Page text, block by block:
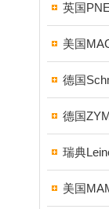
英国
美国
德国
德国
瑞典